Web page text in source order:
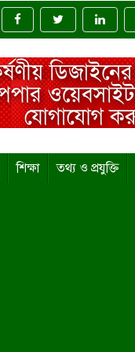
শিক্ষা তথ্য ও প্রযুক্তি